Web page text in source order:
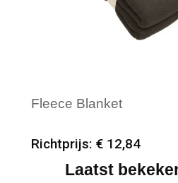
Fleece Blanket
Richtprijs: € 12,84
Minimale afname: 25
Laatst